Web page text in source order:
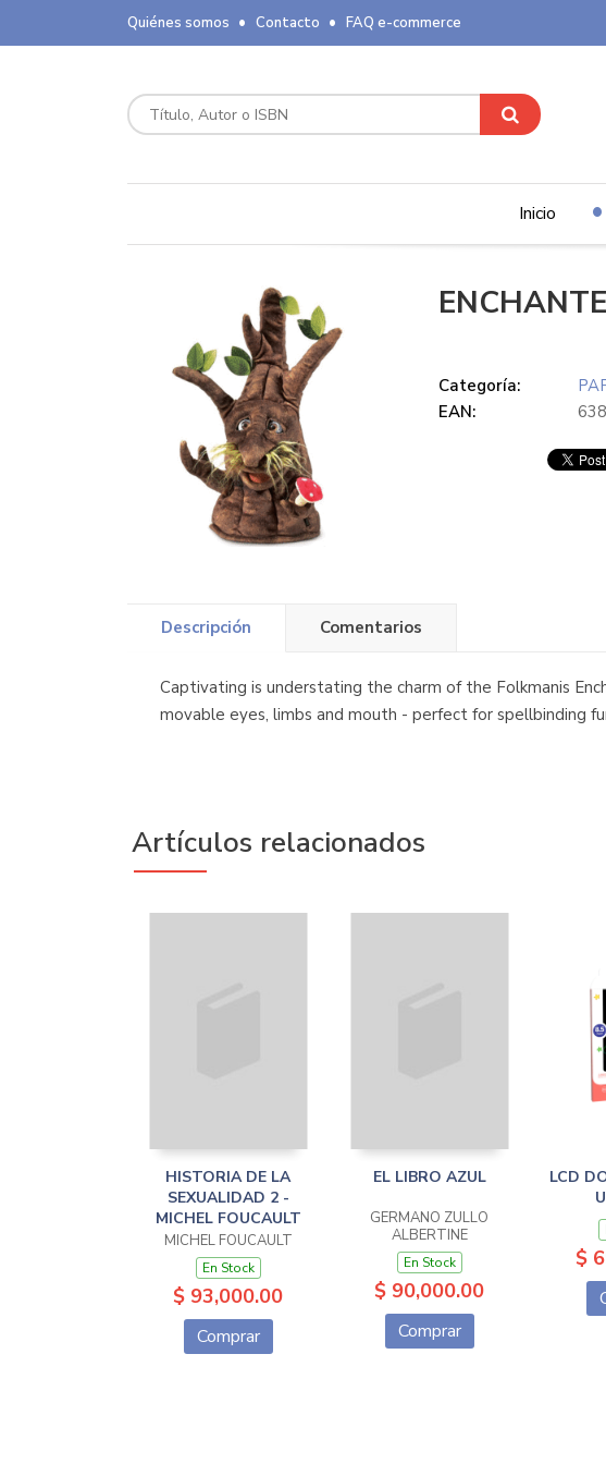
Quiénes somos Contacto FAQ e-commerce
Inicio
Categoría:
EAN:
Descripción Comentarios
Captivating is understating the charm of the Folkmanis
movable eyes, limbs and mouth - perfect for spellbinding
Artículos relacionados
HISTORIA DE LA
SEXUALIDAD 2 -
MICHEL FOUCAULT
MICHEL FOUCAULT
En Stock
$ 93,000.00
Comprar
EL LIBRO AZUL
GERMANO ZULLO
ALBERTINE
En Stock
$ 90,000.00
Comprar
LCD
$